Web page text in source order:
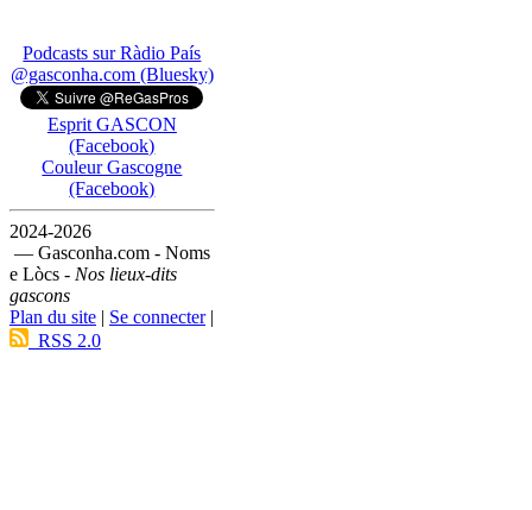
Podcasts sur Ràdio País
@gasconha.com (Bluesky)
Esprit GASCON
(Facebook)
Couleur Gascogne
(Facebook)
2024-2026
— Gasconha.com - Noms
e Lòcs - Nos lieux-dits
gascons
Plan du site | Se connecter|
RSS 2.0